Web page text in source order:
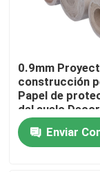
Rollo
Papel de
Papel de
0.9mm
construcción
Papel de
del suelo
Material de
protección del
terminado
Enviar